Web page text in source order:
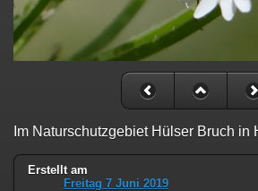
Im Naturschutzgebiet Hülser Bruch in
Erstellt am
Freitag 7 Juni 2019